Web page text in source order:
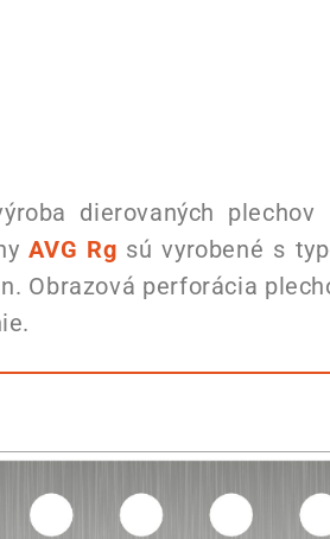
dierovaných
AVG Rg sú vyrobené s
Obrazová perforácia